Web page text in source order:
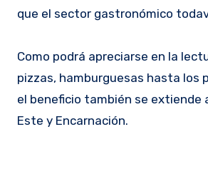
que el sector gastronómico
Como podrá apreciarse en la
pizzas, hamburguesas hasta los
el beneficio también se extiende
Este y Encarnación.